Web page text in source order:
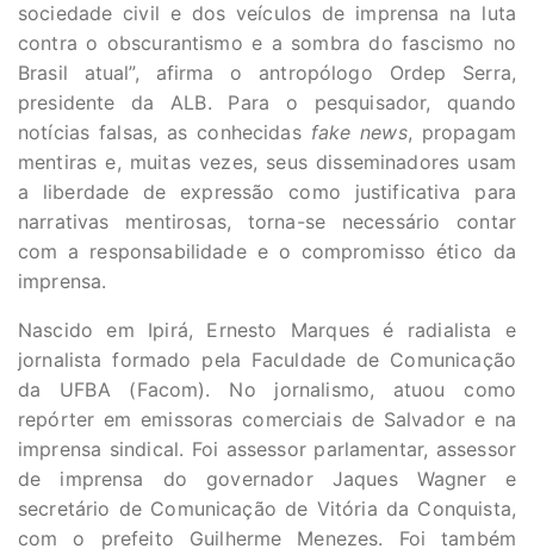
sociedade civil e dos veículos de imprensa na luta
contra o obscurantismo e a sombra do fascismo no
Brasil atual”, afirma o antropólogo Ordep Serra,
presidente da ALB. Para o pesquisador, quando
notícias falsas, as conhecidas fake news, propagam
mentiras e, muitas vezes, seus disseminadores usam
a liberdade de expressão como justificativa para
narrativas mentirosas, torna-se necessário contar
com a responsabilidade e o compromisso ético da
imprensa.
Nascido em Ipirá, Ernesto Marques é radialista e
jornalista formado pela Faculdade de Comunicação
da UFBA (Facom). No jornalismo, atuou como
repórter em emissoras comerciais de Salvador e na
imprensa sindical. Foi assessor parlamentar, assessor
de imprensa do governador Jaques Wagner e
secretário de Comunicação de Vitória da Conquista,
com o prefeito Guilherme Menezes. Foi também